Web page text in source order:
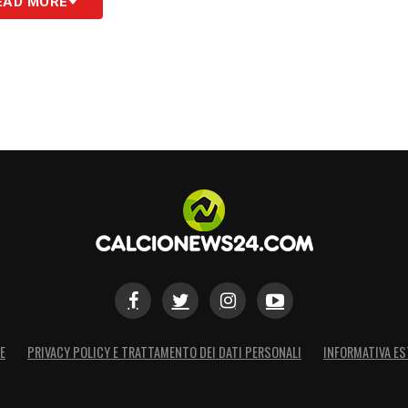
ma ha garantito un’ottima prestazione.
– «Anche con la Juve siamo andati ai calci di
– «Me lo auguro. E’ un’iniezione di
eliminando la Juventus, è una spinta
partita completa, mi auguro che questo
PRIVACY POLICY E TRATTAMENTO DEI DATI PERSONALI INFORMATIVA